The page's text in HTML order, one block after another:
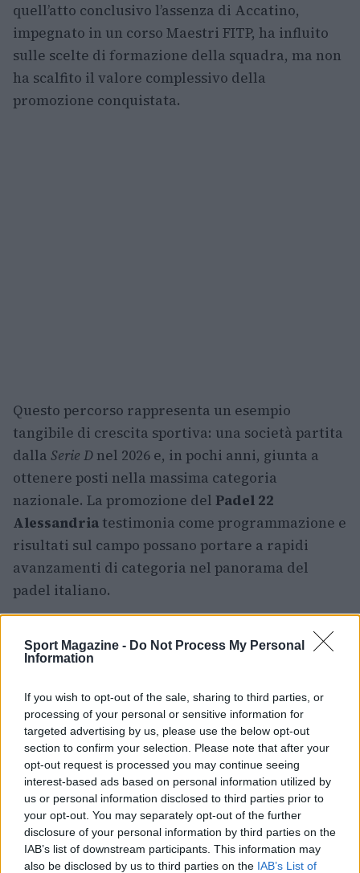
Sport Magazine - Do Not Process My Personal
Information
If you wish to opt-out of the sale, sharing to third parties, or
processing of your personal or sensitive information for
targeted advertising by us, please use the below opt-out
section to confirm your selection. Please note that after your
opt-out request is processed you may continue seeing
interest-based ads based on personal information utilized by
us or personal information disclosed to third parties prior to
your opt-out. You may separately opt-out of the further
disclosure of your personal information by third parties on the
IAB’s list of downstream participants. This information may
also be disclosed by us to third parties on the IAB’s List of
quell’atto conclusivo l’assenza di Accatino,
impegnato in un corso Maestri FITP, ha influito
sulle scelte di formazione della squadra, ma non
ha scalfito il valore complessivo della
promozione conquistata.
Questo percorso rappresenta un esempio
tangibile di crescita sportiva: una società partita
dalla Serie D nel 2026 e, in pochi anni, giunta a
ottenere posti nella massima categoria
nazionale. La promozione del Padel 22
Alessandria testimonia come programmazione e
risultati sul campo possano portare a rapidi
avanzamenti di categoria nel panorama del
padel italiano.
Bola Padel
Nexthanno visto la partecipazione di club
Forlìoltre alla già menzionataFlea Padel Arena
di Torgianoe realtà come ilHappy Village
Terniche in passato ha vinto lo scudetto
maschile da neopromossa, elemento che
sottolinea come le promozioni dalla Serie B
meritino sempre attenzione e rispetto.